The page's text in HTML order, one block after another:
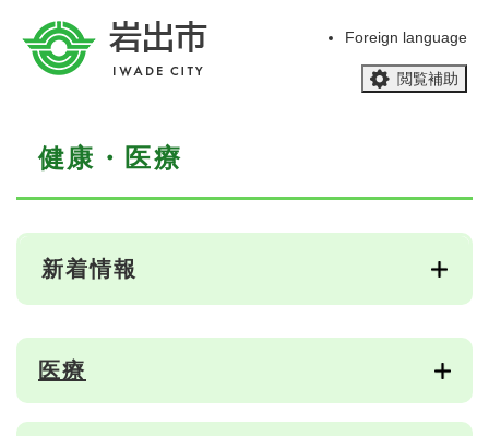
Foreign language
閲覧補助
健康・医療
新着情報
医療